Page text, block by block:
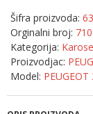
Šifra proizvoda:
Orginalni broj:
Kategorija:
Proizvodjac:
Model: